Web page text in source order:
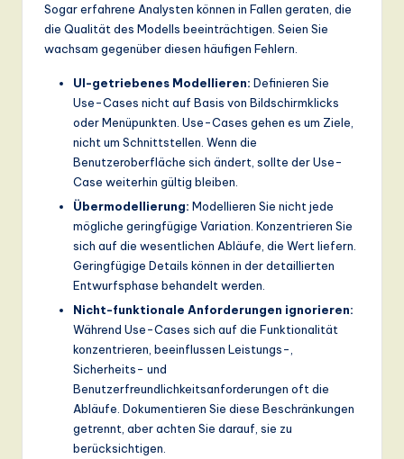
Sogar erfahrene Analysten können in Fallen geraten, die
die Qualität des Modells beeinträchtigen. Seien Sie
wachsam gegenüber diesen häufigen Fehlern.
UI-getriebenes Modellieren: Definieren Sie
Use-Cases nicht auf Basis von Bildschirmklicks
oder Menüpunkten. Use-Cases gehen es um Ziele,
nicht um Schnittstellen. Wenn die
Benutzeroberfläche sich ändert, sollte der Use-
Case weiterhin gültig bleiben.
Übermodellierung: Modellieren Sie nicht jede
mögliche geringfügige Variation. Konzentrieren Sie
sich auf die wesentlichen Abläufe, die Wert liefern.
Geringfügige Details können in der detaillierten
Entwurfsphase behandelt werden.
Nicht-funktionale Anforderungen ignorieren:
Während Use-Cases sich auf die Funktionalität
konzentrieren, beeinflussen Leistungs-,
Sicherheits- und
Benutzerfreundlichkeitsanforderungen oft die
Abläufe. Dokumentieren Sie diese Beschränkungen
getrennt, aber achten Sie darauf, sie zu
berücksichtigen.